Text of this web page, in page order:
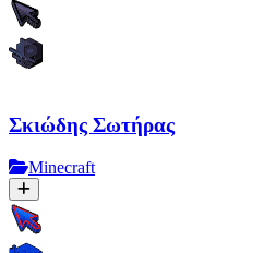
Σκιώδης Σωτήρας
Minecraft